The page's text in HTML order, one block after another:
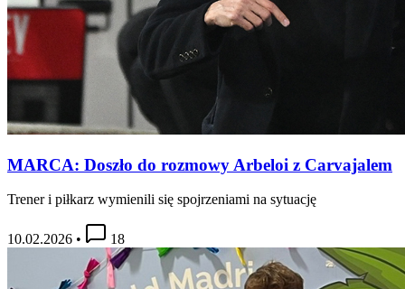
MARCA: Doszło do rozmowy Arbeloi z Carvajalem
Trener i piłkarz wymienili się spojrzeniami na sytuację
10.02.2026 • 18